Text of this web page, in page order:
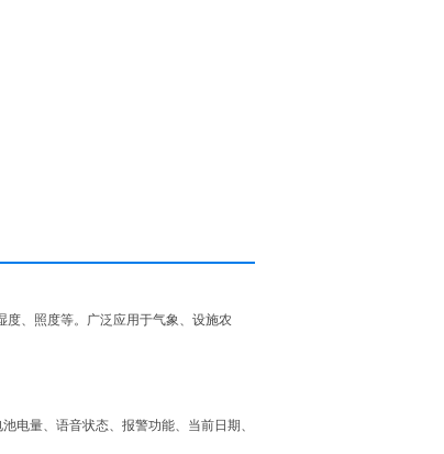
、照度等。广泛应用于气象、设施农
电量、语音状态、报警功能、当前日期、